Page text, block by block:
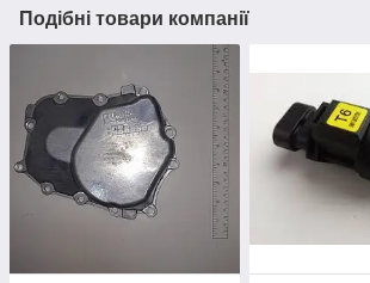
Подібні товари компанії